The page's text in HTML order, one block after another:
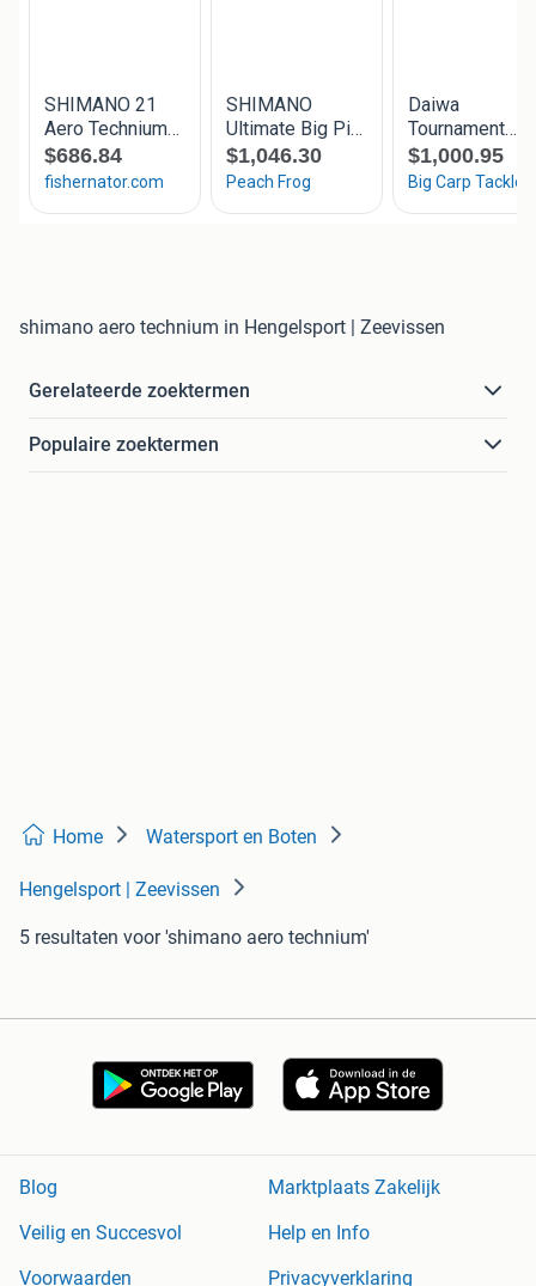
shimano aero technium in Hengelsport | Zeevissen
Gerelateerde zoektermen
Populaire zoektermen
Home Watersport en Boten
Hengelsport | Zeevissen
5 resultaten voor 'shimano aero technium'
Blog
Marktplaats Zakelijk
Veilig en Succesvol
Help en Info
Voorwaarden
Privacyverklaring